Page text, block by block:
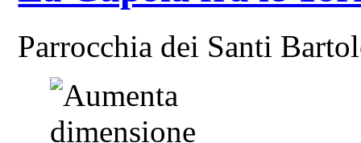
Parrocchia dei Santi